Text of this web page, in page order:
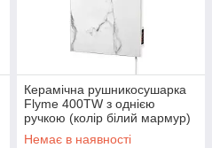
Керамічна рушникосушарка
Flyme 400TW з однією
ручкою (колір білий мармур)
Немає в наявності